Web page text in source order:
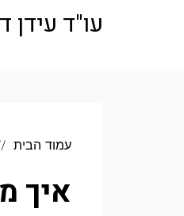
עו"ד עידן
עמוד הבית
איך